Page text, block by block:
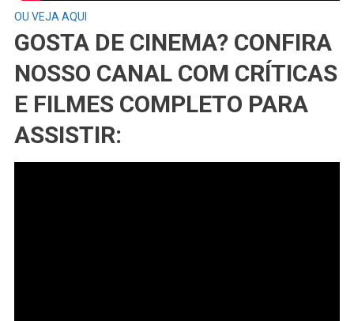
OU VEJA AQUI
GOSTA DE CINEMA? CONFIRA
NOSSO CANAL COM CRÍTICAS
E FILMES COMPLETO PARA
ASSISTIR: